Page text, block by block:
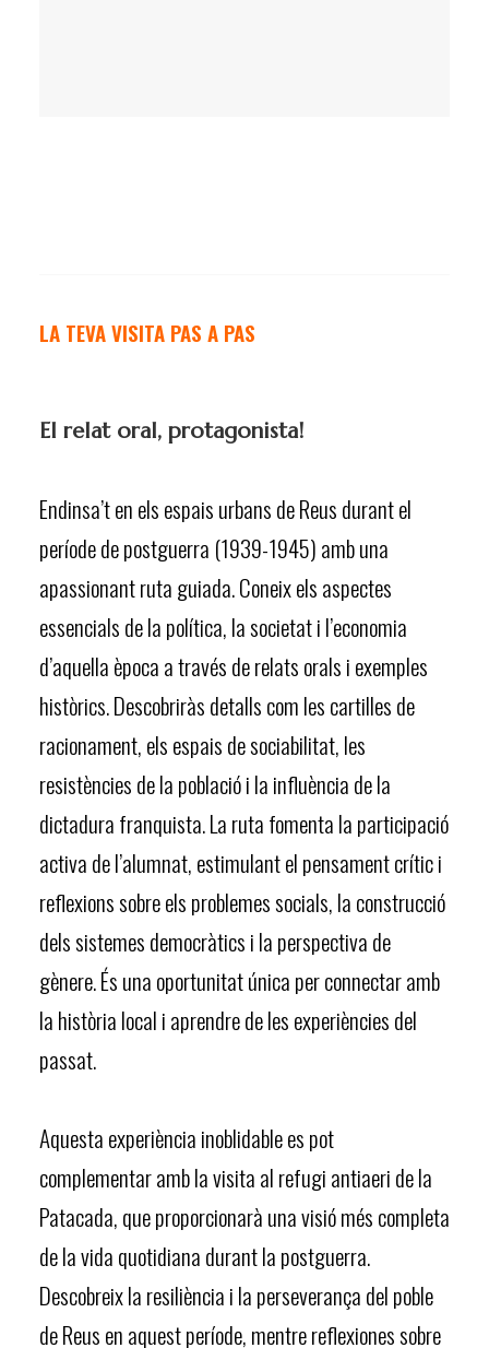
LA TEVA VISITA PAS A PAS
El relat oral, protagonista!
Endinsa’t en els espais urbans de Reus durant el
període de postguerra (1939-1945) amb una
apassionant ruta guiada. Coneix els aspectes
essencials de la política, la societat i l’economia
d’aquella època a través de relats orals i exemples
històrics. Descobriràs detalls com les cartilles de
racionament, els espais de sociabilitat, les
resistències de la població i la influència de la
dictadura franquista. La ruta fomenta la participació
activa de l’alumnat, estimulant el pensament crític i
reflexions sobre els problemes socials, la construcció
dels sistemes democràtics i la perspectiva de
gènere. És una oportunitat única per connectar amb
la història local i aprendre de les experiències del
passat.
Aquesta experiència inoblidable es pot
complementar amb la visita al refugi antiaeri de la
Patacada, que proporcionarà una visió més completa
de la vida quotidiana durant la postguerra.
Descobreix la resiliència i la perseverança del poble
de Reus en aquest període, mentre reflexiones sobre